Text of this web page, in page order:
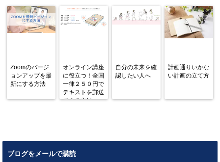
Zoomのバージ
ョンアップを最
新にする方法
オンライン講座
に役立つ！全国
一律２５０円で
テキストを郵送
できる方法
自分の未来を確
認したい人へ
計画通りいかな
い計画の立て方
ブログをメールで購読